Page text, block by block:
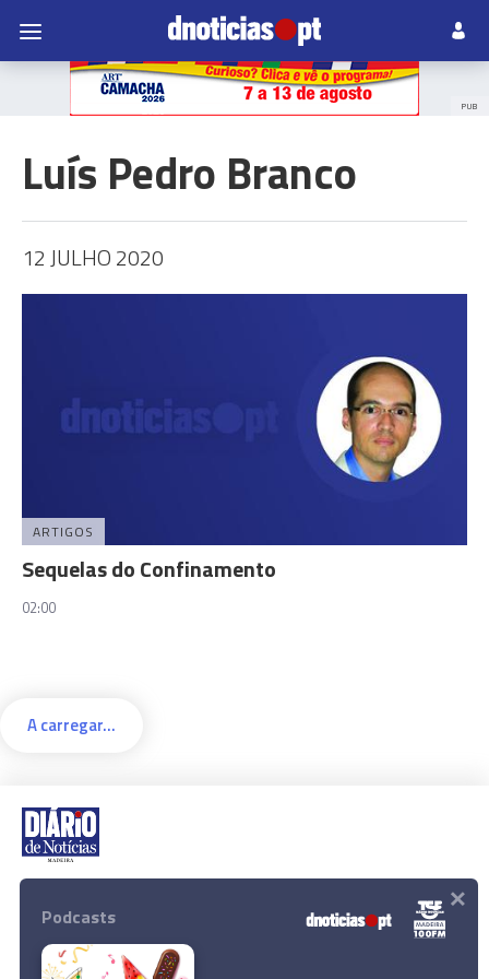
PUB
Luís Pedro Branco
12 JULHO 2020
ARTIGOS
Sequelas do Confinamento
02:00
A carregar...
Rua Dr. Fernão de Ornelas, 56 - 3º
291 202 300
Download App
Podcasts ×